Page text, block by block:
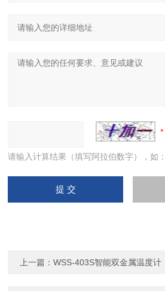
请输入计算结果（填写阿拉伯数字），如
上一篇：WSS-403S智能双金属温度计